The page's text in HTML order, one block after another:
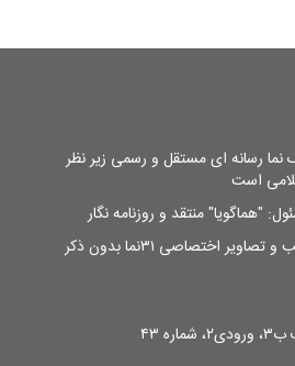
رسانه ای مستقل و رسمی زیر نظر
است
"هماگویا" منتقد و روزنامه نگار
استفاده از هریک از مطالب و تصاویر اختصاصی ۳۱نما بدون ذکر